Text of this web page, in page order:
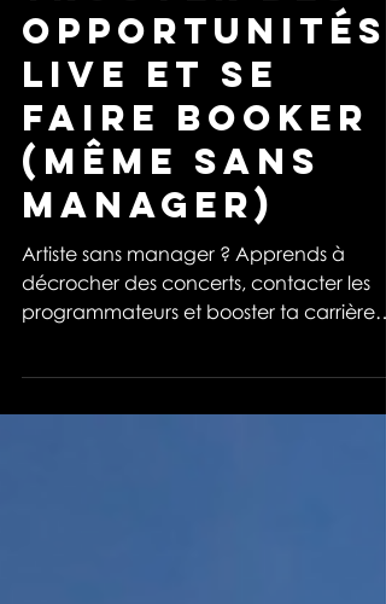
Trouver des
opportunités
live et se
faire booker
(même sans
manager)
Artiste sans manager ? Apprends à
décrocher des concerts, contacter les
live avec nos conseils !